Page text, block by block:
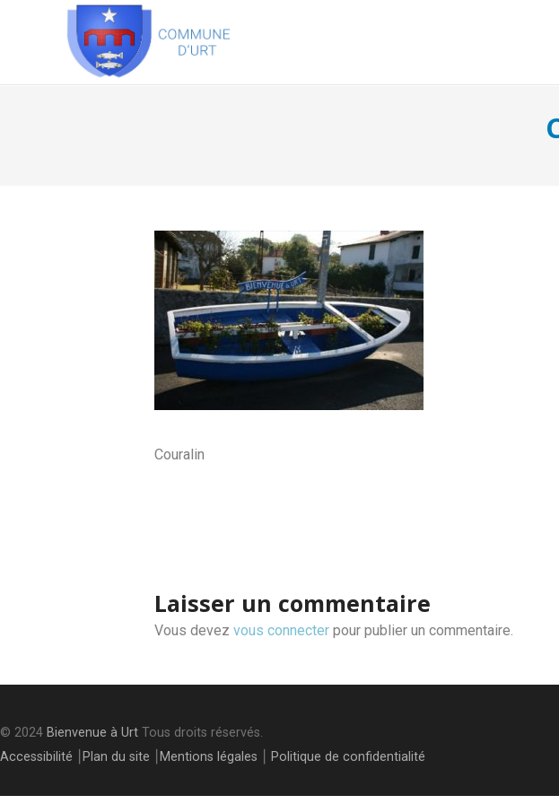
Couralin
Laisser un commentaire
Vous devez vous connecter pour publier un commentaire.
© 2024 Bienvenue à Urt Tous droits réservés.
Accessibilité
Plan du site Mentions légales Politique de confidentialité